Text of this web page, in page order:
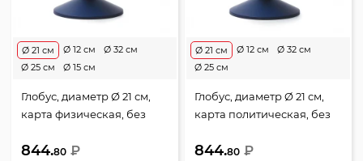
Ø 12 см
Ø 21 см
Ø 32 см
Ø 25 см
Ø 15 см
Глобус, диаметр Ø 21 см,
карта физическая, без
Глобен, Ке012100176
844.80 ₽
Ø 12 см
Ø 21 см
Ø 32 см
Ø 25 см
Глобус, диаметр Ø 21 см,
карта политическая, без
Глобен, Ке012100177
844.80 ₽